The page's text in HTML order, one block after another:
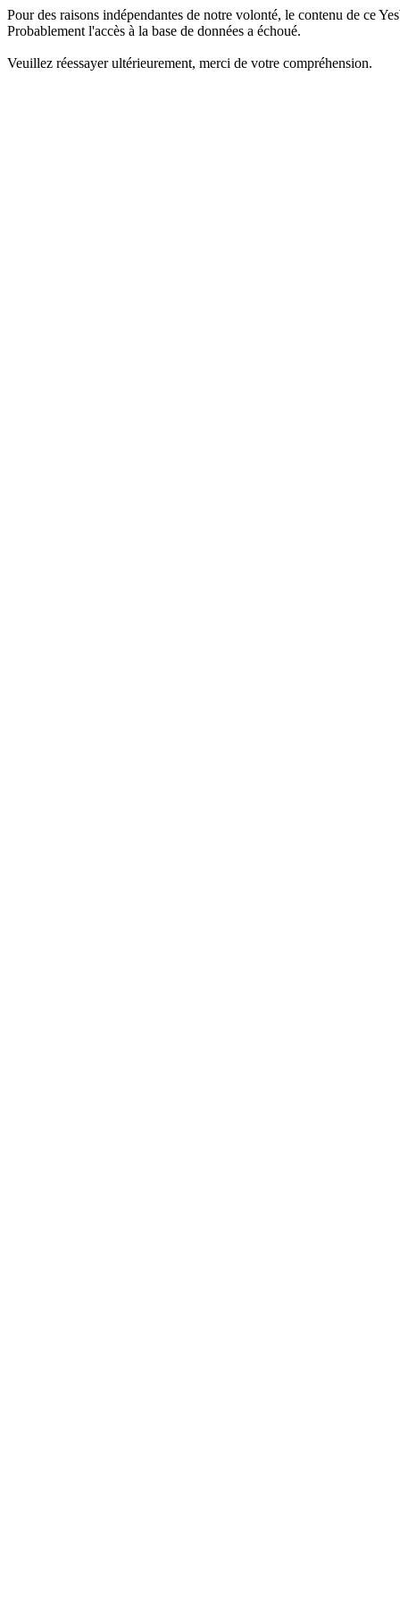
Pour des raisons indépendantes de notre volonté, le contenu de ce
Probablement l'accès à la base de données a échoué.
Veuillez réessayer ultérieurement, merci de votre compréhension.